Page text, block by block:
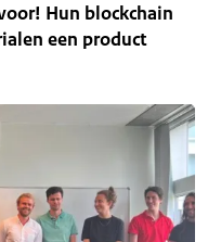
Hun blockchain
een product